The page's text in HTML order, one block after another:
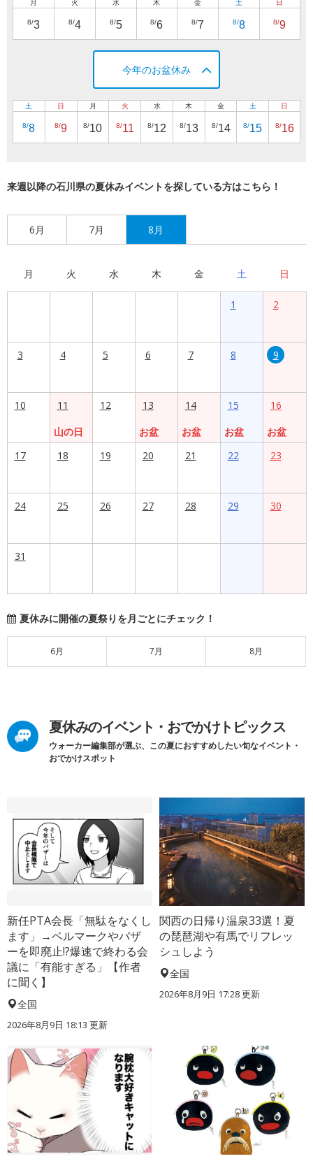
月
8/3
火
8/4
水
8/5
木
8/6
金
8/7
土
8/8
日
8/9
今年のお盆休み
土
8/8
日
8/9
月
8/10
火
8/11
水
8/12
木
8/13
金
8/14
土
8/15
日
8/16
来週以降の石川県の夏休みイベントを探している方はこちら！
6月 7月 8月
月 火 水 木 金 土 日
1 2
3 4 5 6 7 8 9
10
11
山の日
12
13
お盆
14
お盆
15
お盆
16
お盆
17
18 19 20 21 22 23
24 25 26 27 28 29 30
31
夏休みに開催の夏祭りを月ごとにチェック！
6月 7月 8月
夏休みのイベント・おでかけトピックス
ウォーカー編集部が選ぶ、この夏におすすめしたい旬なイベント・
おでかけスポット
新任PTA会長「無駄をなくし
ます」→ベルマークやバザ
ーを即廃止!?爆速で終わる会
議に「有能すぎる」【作者
に聞く】
全国
2026年8月9日 18:13 更新
関西の日帰り温泉33選！夏
の琵琶湖や有馬でリフレッ
シュしよう
全国
2026年8月9日 17:28更新